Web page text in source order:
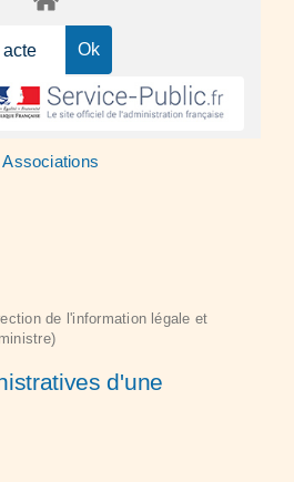
Associations
de l'information légale et
d'une